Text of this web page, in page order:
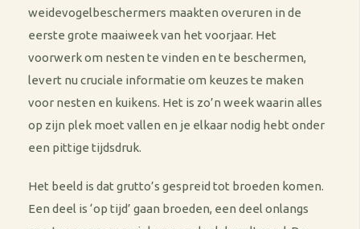
weidevogelbeschermers maakten overuren in de
eerste grote maaiweek van het voorjaar. Het
voorwerk om nesten te vinden en te beschermen,
levert nu cruciale informatie om keuzes te maken
voor nesten en kuikens. Het is zo’n week waarin alles
op zijn plek moet vallen en je elkaar nodig hebt onder
een pittige tijdsdruk.
Het beeld is dat grutto’s gespreid tot broeden komen.
Een deel is ‘op tijd’ gaan broeden, een deel onlangs